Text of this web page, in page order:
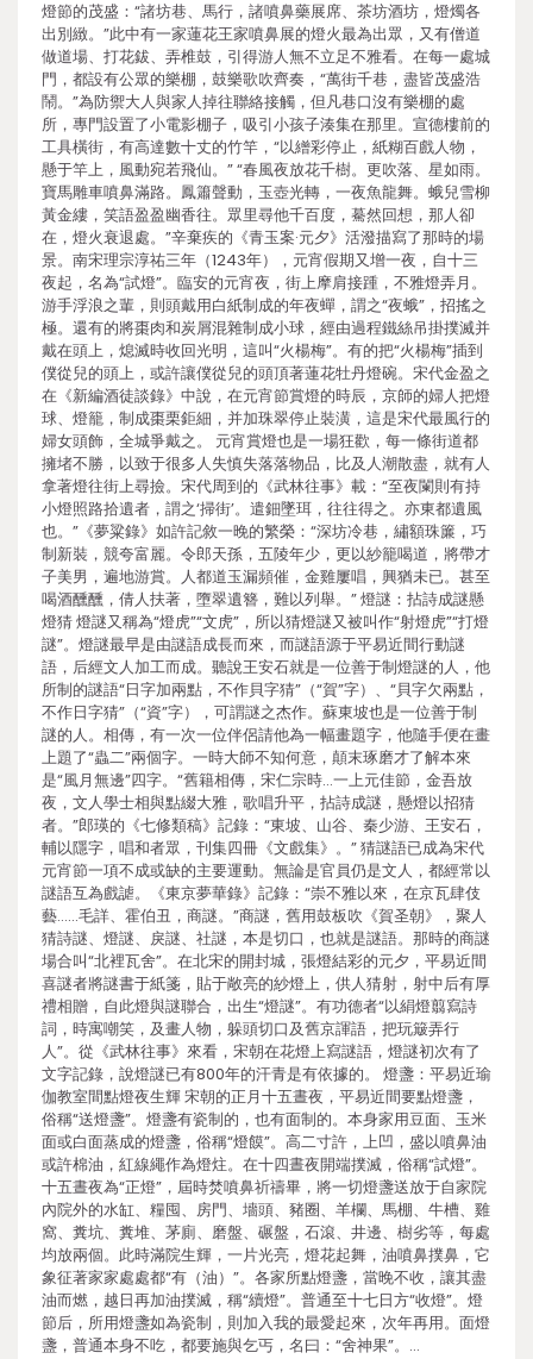
燈節的茂盛：“諸坊巷、馬行，諸噴鼻藥展席、茶坊酒坊，燈燭各
出別緻。”此中有一家蓮花王家噴鼻展的燈火最為出眾，又有僧道
做道場、打花鈸、弄椎鼓，引得游人無不立足不雅看。在每一處城
門，都設有公眾的樂棚，鼓樂歌吹齊奏，“萬街千巷，盡皆茂盛浩
鬧。”為防禦大人與家人掉往聯絡接觸，但凡巷口沒有樂棚的處
所，專門設置了小電影棚子，吸引小孩子湊集在那里。宣德樓前的
工具橫街，有高達數十丈的竹竿，“以繒彩停止，紙糊百戲人物，
懸于竿上，風動宛若飛仙。” “春風夜放花千樹。更吹落、星如雨。
寶馬雕車噴鼻滿路。鳳簫聲動，玉壺光轉，一夜魚龍舞。蛾兒雪柳
黃金縷，笑語盈盈幽香往。眾里尋他千百度，驀然回想，那人卻
在，燈火衰退處。”辛棄疾的《青玉案·元夕》活潑描寫了那時的場
景。南宋理宗淳祐三年（1243年），元宵假期又增一夜，自十三
夜起，名為“試燈”。臨安的元宵夜，街上摩肩接踵，不雅燈弄月。
游手浮浪之輩，則頭戴用白紙制成的年夜蟬，謂之“夜蛾”，招搖之
極。還有的將棗肉和炭屑混雜制成小球，經由過程鐵絲吊掛撲滅并
戴在頭上，熄滅時收回光明，這叫“火楊梅”。有的把“火楊梅”插到
僕從兒的頭上，或許讓僕從兒的頭頂著蓮花牡丹燈碗。宋代金盈之
在《新編酒徒談錄》中說，在元宵節賞燈的時辰，京師的婦人把燈
球、燈籠，制成棗栗鉅細，并加珠翠停止裝潢，這是宋代最風行的
婦女頭飾，全城爭戴之。 元宵賞燈也是一場狂歡，每一條街道都
擁堵不勝，以致于很多人失慎失落落物品，比及人潮散盡，就有人
拿著燈往街上尋撿。宋代周到的《武林往事》載：“至夜闌則有持
小燈照路拾遺者，謂之‘掃街’。遣鈿墜珥，往往得之。亦東都遺風
也。”《夢粱錄》如許記敘一晚的繁榮：“深坊冷巷，繡額珠簾，巧
制新裝，競夸富麗。令郎天孫，五陵年少，更以紗籠喝道，將帶才
子美男，遍地游賞。人都道玉漏頻催，金雞屢唱，興猶未已。甚至
喝酒醺醺，倩人扶著，墮翠遺簪，難以列舉。” 燈謎：拈詩成謎懸
燈猜 燈謎又稱為“燈虎”“文虎”，所以猜燈謎又被叫作“射燈虎”“打燈
謎”。燈謎最早是由謎語成長而來，而謎語源于平易近間行動謎
語，后經文人加工而成。聽說王安石就是一位善于制燈謎的人，他
所制的謎語“日字加兩點，不作貝字猜”（“賀”字）、“貝字欠兩點，
不作日字猜”（“資”字），可謂謎之杰作。蘇東坡也是一位善于制
謎的人。相傳，有一次一位伴侶請他為一幅畫題字，他隨手便在畫
上題了“蟲二”兩個字。一時大師不知何意，顛末琢磨才了解本來
是“風月無邊”四字。“舊籍相傳，宋仁宗時…一上元佳節，金吾放
夜，文人學士相與點綴大雅，歌唱升平，拈詩成謎，懸燈以招猜
者。”郎瑛的《七修類稿》記錄：“東坡、山谷、秦少游、王安石，
輔以隱字，唱和者眾，刊集四冊《文戲集》。” 猜謎語已成為宋代
元宵節一項不成或缺的主要運動。無論是官員仍是文人，都經常以
謎語互為戲謔。《東京夢華錄》記錄：“崇不雅以來，在京瓦肆伎
藝……毛詳、霍伯丑，商謎。”商謎，舊用鼓板吹《賀圣朝》，聚人
猜詩謎、燈謎、戾謎、社謎，本是切口，也就是謎語。那時的商謎
場合叫“北裡瓦舍”。在北宋的開封城，張燈結彩的元夕，平易近間
喜謎者將謎書于紙箋，貼于敞亮的紗燈上，供人猜射，射中后有厚
禮相贈，自此燈與謎聯合，出生“燈謎”。有功德者“以絹燈翦寫詩
詞，時寓嘲笑，及畫人物，躲頭切口及舊京諢語，把玩簸弄行
人”。從《武林往事》來看，宋朝在花燈上寫謎語，燈謎初次有了
文字記錄，說燈謎已有800年的汗青是有依據的。 燈盞：平易近瑜
伽教室間點燈夜生輝 宋朝的正月十五晝夜，平易近間要點燈盞，
俗稱“送燈盞”。燈盞有瓷制的，也有面制的。本身家用豆面、玉米
面或白面蒸成的燈盞，俗稱“燈饃”。高二寸許，上凹，盛以噴鼻油
或許棉油，紅線繩作為燈炷。在十四晝夜開端撲滅，俗稱“試燈”。
十五晝夜為“正燈”，屆時焚噴鼻祈禱畢，將一切燈盞送放于自家院
內院外的水缸、糧囤、房門、墻頭、豬圈、羊欄、馬棚、牛槽、雞
窩、糞坑、糞堆、茅廁、磨盤、碾盤，石滾、井邊、樹劣等，每處
均放兩個。此時滿院生輝，一片光亮，燈花起舞，油噴鼻撲鼻，它
象征著家家處處都“有（油）”。各家所點燈盞，當晚不收，讓其盡
油而燃，越日再加油撲滅，稱“續燈”。普通至十七日方“收燈”。燈
節后，所用燈盞如為瓷制，則加入我的最愛起來，次年再用。面燈
盞，普通本身不吃，都要施與乞丐，名曰：“舍神果”。…